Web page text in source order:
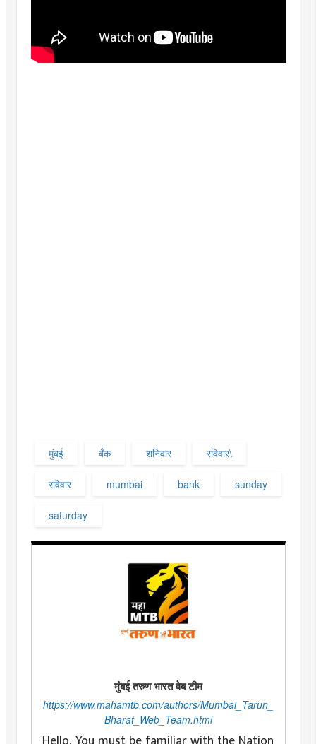
मुंबई बँक शनिवार रविवार\
रविवार mumbai bank sunday
saturday
मुंबई तरुण भारत वेब टीम
https://www.mahamtb.com/authors/Mumbai_Tarun_
Bharat_Web_Team.html